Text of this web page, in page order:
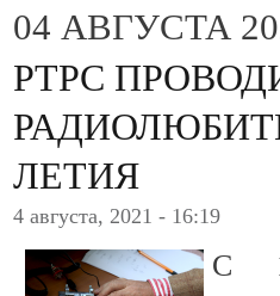
04 АВГУСТА
РТРС
ЛЕТИЯ
4 августа, 2021 - 16:19
С 1